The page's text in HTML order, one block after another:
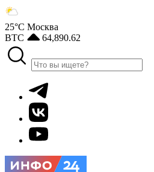
25°С Москва
BTC
64,890.62